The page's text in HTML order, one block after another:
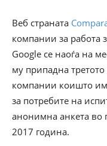
Веб страната
компании за работа
Google се наоѓа на
му припадна
компании коишто
за потребите на
анонимна анкета во
2017 година.